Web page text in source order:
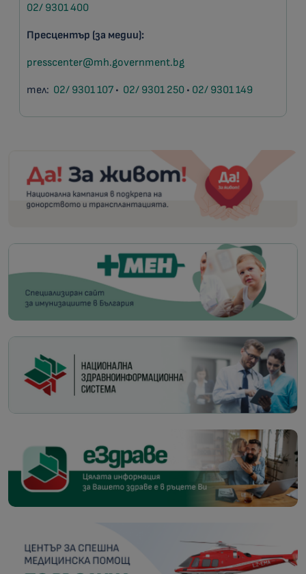
02/ 9301 400
Пресцентър (за медии):
presscenter@mh.government.bg
тел: 02/ 9301 107 • 02/ 9301 250 • 02/ 9301 149